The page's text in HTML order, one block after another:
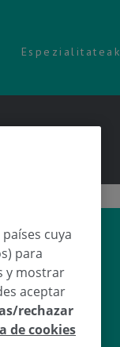
Espezialitateak
cuya
para
y mostrar
aceptar
rechazar
de cookies